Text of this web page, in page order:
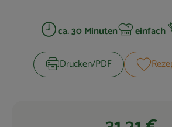
So geht’s
Zubreitungszeit:
ca. 30 Minuten einfach
Drucken​/​PDF